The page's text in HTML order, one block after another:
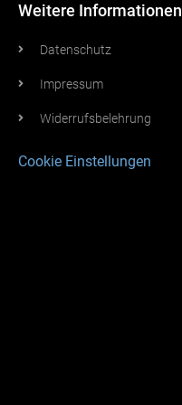
Weitere Informationen
Datenschutz
Impressum
Widerrufsbelehrung
Cookie Einstellungen